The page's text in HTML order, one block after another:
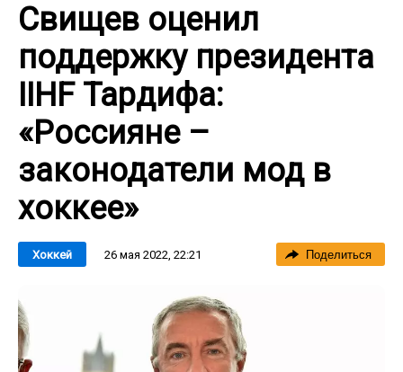
Свищев оценил
поддержку президента
IIHF Тардифа:
«Россияне –
законодатели мод в
хоккее»
Хоккей 26 мая 2022, 22:21 Поделиться